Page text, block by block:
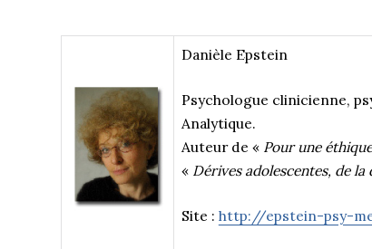
Danièle Epstein
Psychologue clinicienne,
Analytique.
Auteur de « Pour une
« Dérives adolescentes, de
Site : http://epstein-psy-